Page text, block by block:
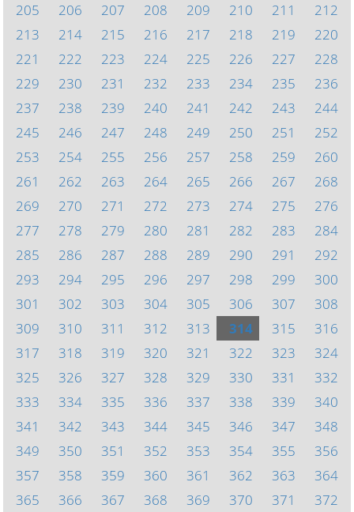
205
206 207 208 209 210 211
212
213
214 215 216 217 218 219
220
221
222 223 224 225 226 227
228
229
230 231 232 233 234 235
236
237
238 239 240 241 242 243
244
245
246 247 248 249 250 251
252
253
254 255 256 257 258 259
260
261
262 263 264 265 266 267
268
269
270 271 272 273 274 275
276
277
278 279 280 281 282 283
284
285
286 287 288 289 290 291
292
293
294 295 296 297 298 299
300
301
302 303 304 305 306 307
308
309
310 311 312 313 314 315
316
317
318 319 320 321 322 323
324
325
326 327 328 329 330 331
332
333
334 335 336 337 338 339
340
341
342 343 344 345 346 347
348
349
350 351 352 353 354 355
356
357
358 359 360 361 362 363
364
365
366 367 368 369 370 371 372